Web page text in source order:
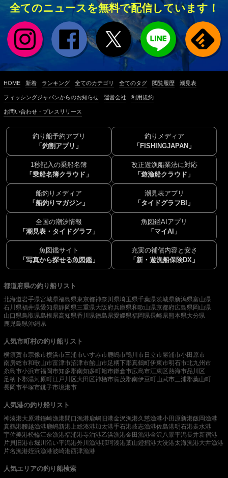
全てのニュースを無料で配信しています！
HOME 新着 ランキング 全てのカテゴリ 全てのタグ 閲覧履歴 潮見表
フィッシングジャパンからのお知らせ 運営会社 利用規約
お問い合わせ・プレスリリース
釣り船予約アプリ
「釣割アプリ」
釣りメディア
「FISHINGJAPAN」
1秒記入の乗船名簿
「乗船名簿クラウド」
改正遊漁船業法に対応
「遊漁船クラウド」
船釣りメディア
「船釣りマガジン」
潮見表アプリ
「タイドグラフBI」
全国の潮汐情報
「潮見表・タイドグラフ」
魚図鑑AIアプリ
「マイAI」
魚図鑑サイト
「写真から探せる魚図鑑」
充実の補償内容と安さ
「新・遊漁船保険DX」
都道府県の釣り船リスト
北海道岩手県宮城県福島県東京都神奈川県埼玉県千葉県茨城県新潟県富山県
石川県福井県愛知県静岡県三重県大阪府兵庫県和歌山県京都府広島県岡山県
山口県鳥取県島根県高知県香川県徳島県愛媛県福岡県長崎県熊本県大分県
鹿児島県沖縄県
人気市町村の釣り船リスト
横須賀市宗像市横浜市三浦市いすみ市鹿嶋市鴨川市 日立市勝浦市小田原市
南房総市和歌山市富津市沼津市館山市足柄下郡真鶴町伊東市明石市北九州市
糸島市小浜市福岡市知多郡南知多町旭市鎌倉市広島市江東区熱海市品川区
足柄下郡湯河原町江戸川区 大田区神栖市賀茂郡南伊豆町山武市三浦郡葉山町
長岡市平塚市銚子市境港市
人気港の釣り船リスト
神湊港大原港鐘崎漁港 間口漁港鹿嶋旧港金沢漁港久慈漁港小田原新港飯岡漁港
真鶴港 腰越漁港鹿嶋新港 上総湊港加太港手石港岐志漁港佐島港明石港走水港
宇佐美港松輪江奈漁港福浦港寺泊港乙浜漁港金田漁港金沢八景平潟長井新宿港
片貝旧港市堀川沿い平潟港外川漁港那珂湊港葉山鐙摺港大洗港太海漁港大井漁港
片名漁港姪浜漁港波崎港西津漁港
人気エリアの釣り船検索